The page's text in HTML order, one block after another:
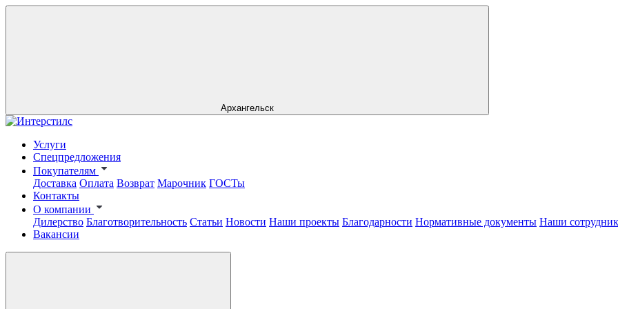
Архангельск
Услуги
Спецпредложения
Покупателям
Доставка Оплата Возврат Марочник ГОСТы
Контакты
О компании
Дилерство Благотворительность Статьи Новости Наши проекты Благодарности Нормативные документы Наши
Вакансии